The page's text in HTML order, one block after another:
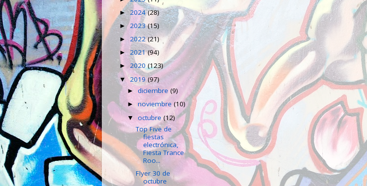
►2024(28)
►2023(15)
► 2022(21)
► 2021(94)
► 2020(123)
▼2019(97)
►diciembre(9)
►noviembre(10)
▼octubre(12)
Top Five de
fiestas
electrónica,
Fiesta Trance
Roo...
Flyer 30 de
octubre